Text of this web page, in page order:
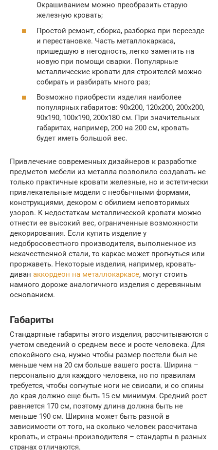
Окрашиванием можно преобразить старую
железную кровать;
Простой ремонт, сборка, разборка при переезде
и перестановке. Часть металлокаркаса,
пришедшую в негодность, легко заменить на
новую при помощи сварки. Популярные
металлические кровати для строителей можно
собирать и разбирать много раз;
Возможно приобрести изделия наиболее
популярных габаритов: 90х200, 120х200, 200х200,
90х190, 100х190, 200х180 см. При значительных
габаритах, например, 200 на 200 см, кровать
будет иметь большой вес.
Привлечение современных дизайнеров к разработке
предметов мебели из металла позволило создавать не
только практичные кровати железные, но и эстетически
привлекательные модели с необычными формами,
конструкциями, декором с обилием неповторимых
узоров. К недостаткам металлической кровати можно
отнести ее высокий вес, ограниченные возможности
декорирования. Если купить изделие у
недобросовестного производителя, выполненное из
некачественной стали, то каркас может прогнуться или
проржаветь. Некоторые изделия, например, кровать-
диван аккордеон на металлокаркасе, могут стоить
намного дороже аналогичного изделия с деревянным
основанием.
Габариты
Стандартные габариты этого изделия, рассчитываются с
учетом сведений о среднем весе и росте человека. Для
спокойного сна, нужно чтобы размер постели был не
меньше чем на 20 см больше вашего роста. Ширина –
персонально для каждого человека, но по правилам
требуется, чтобы согнутые ноги не свисали, и со спины
до края должно еще быть 15 см минимум. Средний рост
равняется 170 см, поэтому длина должна быть не
меньше 190 см. Ширина может быть разной в
зависимости от того, на сколько человек рассчитана
кровать, и страны-производителя – стандарты в разных
странах отличаются.